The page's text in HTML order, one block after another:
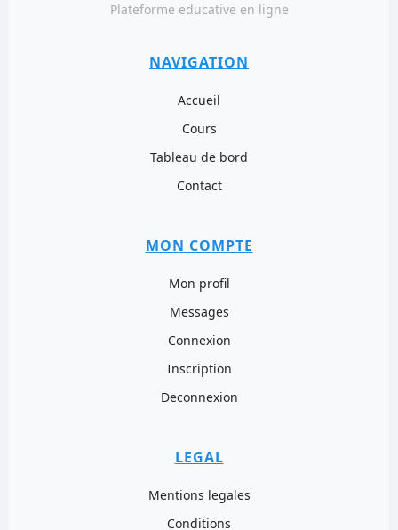
Plateforme educative en ligne
NAVIGATION
Accueil
Cours
Tableau de bord
Contact
MON COMPTE
Mon profil
Messages
Connexion
Inscription
Deconnexion
LEGAL
Mentions legales
Conditions